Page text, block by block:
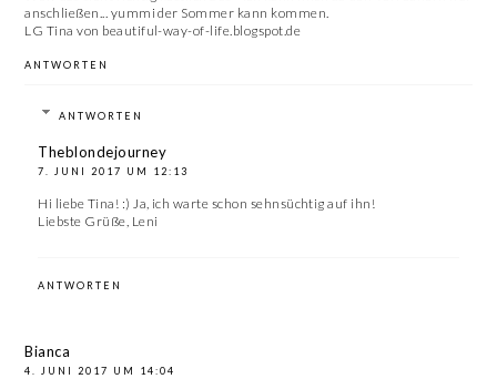
anschließen... yummi der Sommer kann kommen.
LG Tina von beautiful-way-of-life.blogspot.de
ANTWORTEN
ANTWORTEN
Theblondejourney
7. JUNI 2017 UM 12:13
Hi liebe Tina! :) Ja, ich warte schon sehnsüchtig auf ihn!
Liebste Grüße, Leni
ANTWORTEN
Bianca
4. JUNI 2017 UM 14:04